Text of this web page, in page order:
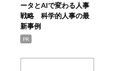
ータとAIで変わる人事
戦略 科学的人事の最
新事例
PR